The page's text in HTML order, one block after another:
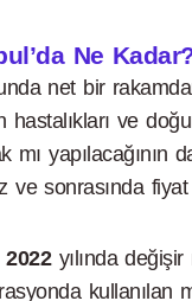
Ne
net bir
ve
yapılacağının
ve sonrasında
2022yılında
kullanılan